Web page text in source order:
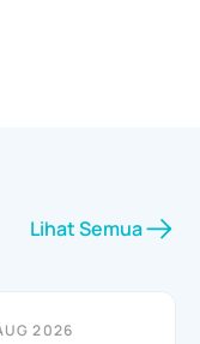
Lihat Semua
2026